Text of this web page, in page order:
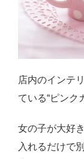
店内のインテ
ている“ピンク
女の子が大好
入れるだけで